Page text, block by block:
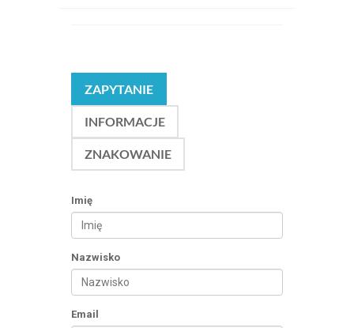
ZAPYTANIE
INFORMACJE
ZNAKOWANIE
Imię
Nazwisko
Email